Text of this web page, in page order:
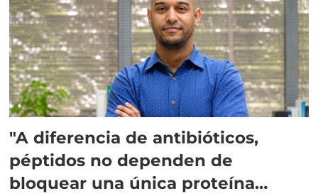
"A diferencia de antibióticos,
péptidos no dependen de
bloquear una única proteína